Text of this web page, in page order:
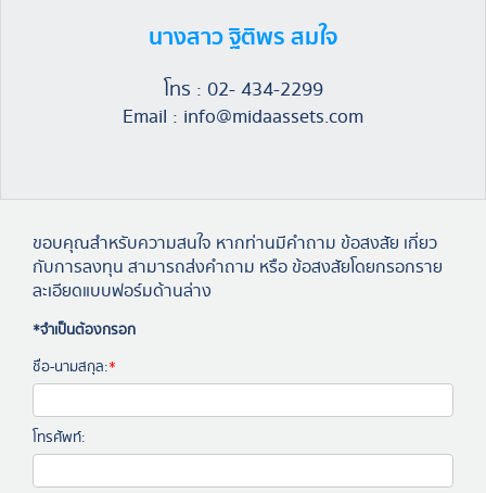
นางสาว ฐิติพร สมใจ
โทร : 02- 434-2299
Email : info@midaassets.com
ขอบคุณสำหรับความสนใจ หากท่านมีคำถาม ข้อสงสัย เกี่ยว
กับการลงทุน สามารถส่งคำถาม หรือ ข้อสงสัยโดยกรอกราย
ละเอียดแบบฟอร์มด้านล่าง
*จำเป็นต้องกรอก
ชื่อ-นามสกุล:*
โทรศัพท์: